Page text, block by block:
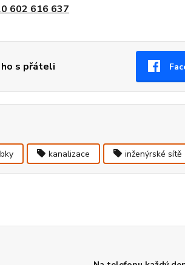
602 616 637
s přáteli
kanalizace inženýrské sítě